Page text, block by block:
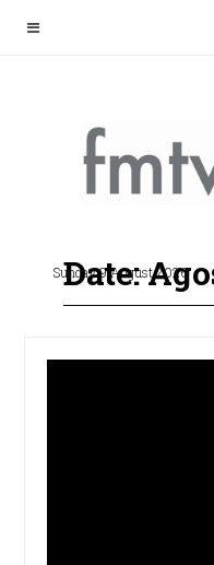
Sunday 9 August 2026
Date: